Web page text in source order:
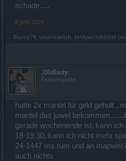
schade.....
6 Juni 2024
Blume79 satanicwitch jordywinchester
.Oldlady.
Forenexperte
hatte 2x mantel für geld geholt ,
mantel das juwel
gerade wochenende ist, kann
18-19:30, kann ich nicht mehr
24-1447 ms rum und an
auch nichts